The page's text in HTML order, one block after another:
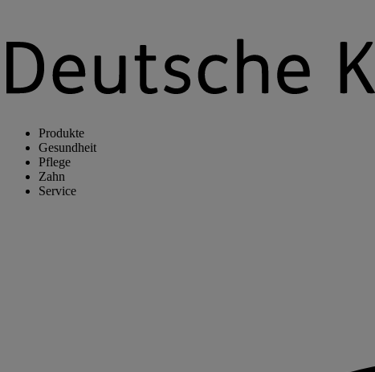
Produkte
Gesundheit
Pflege
Zahn
Service